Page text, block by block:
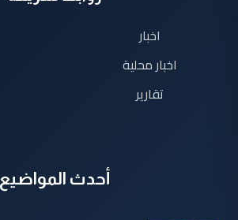
اخبار
اخبار محلية
تقارير
أحدث المواضيع